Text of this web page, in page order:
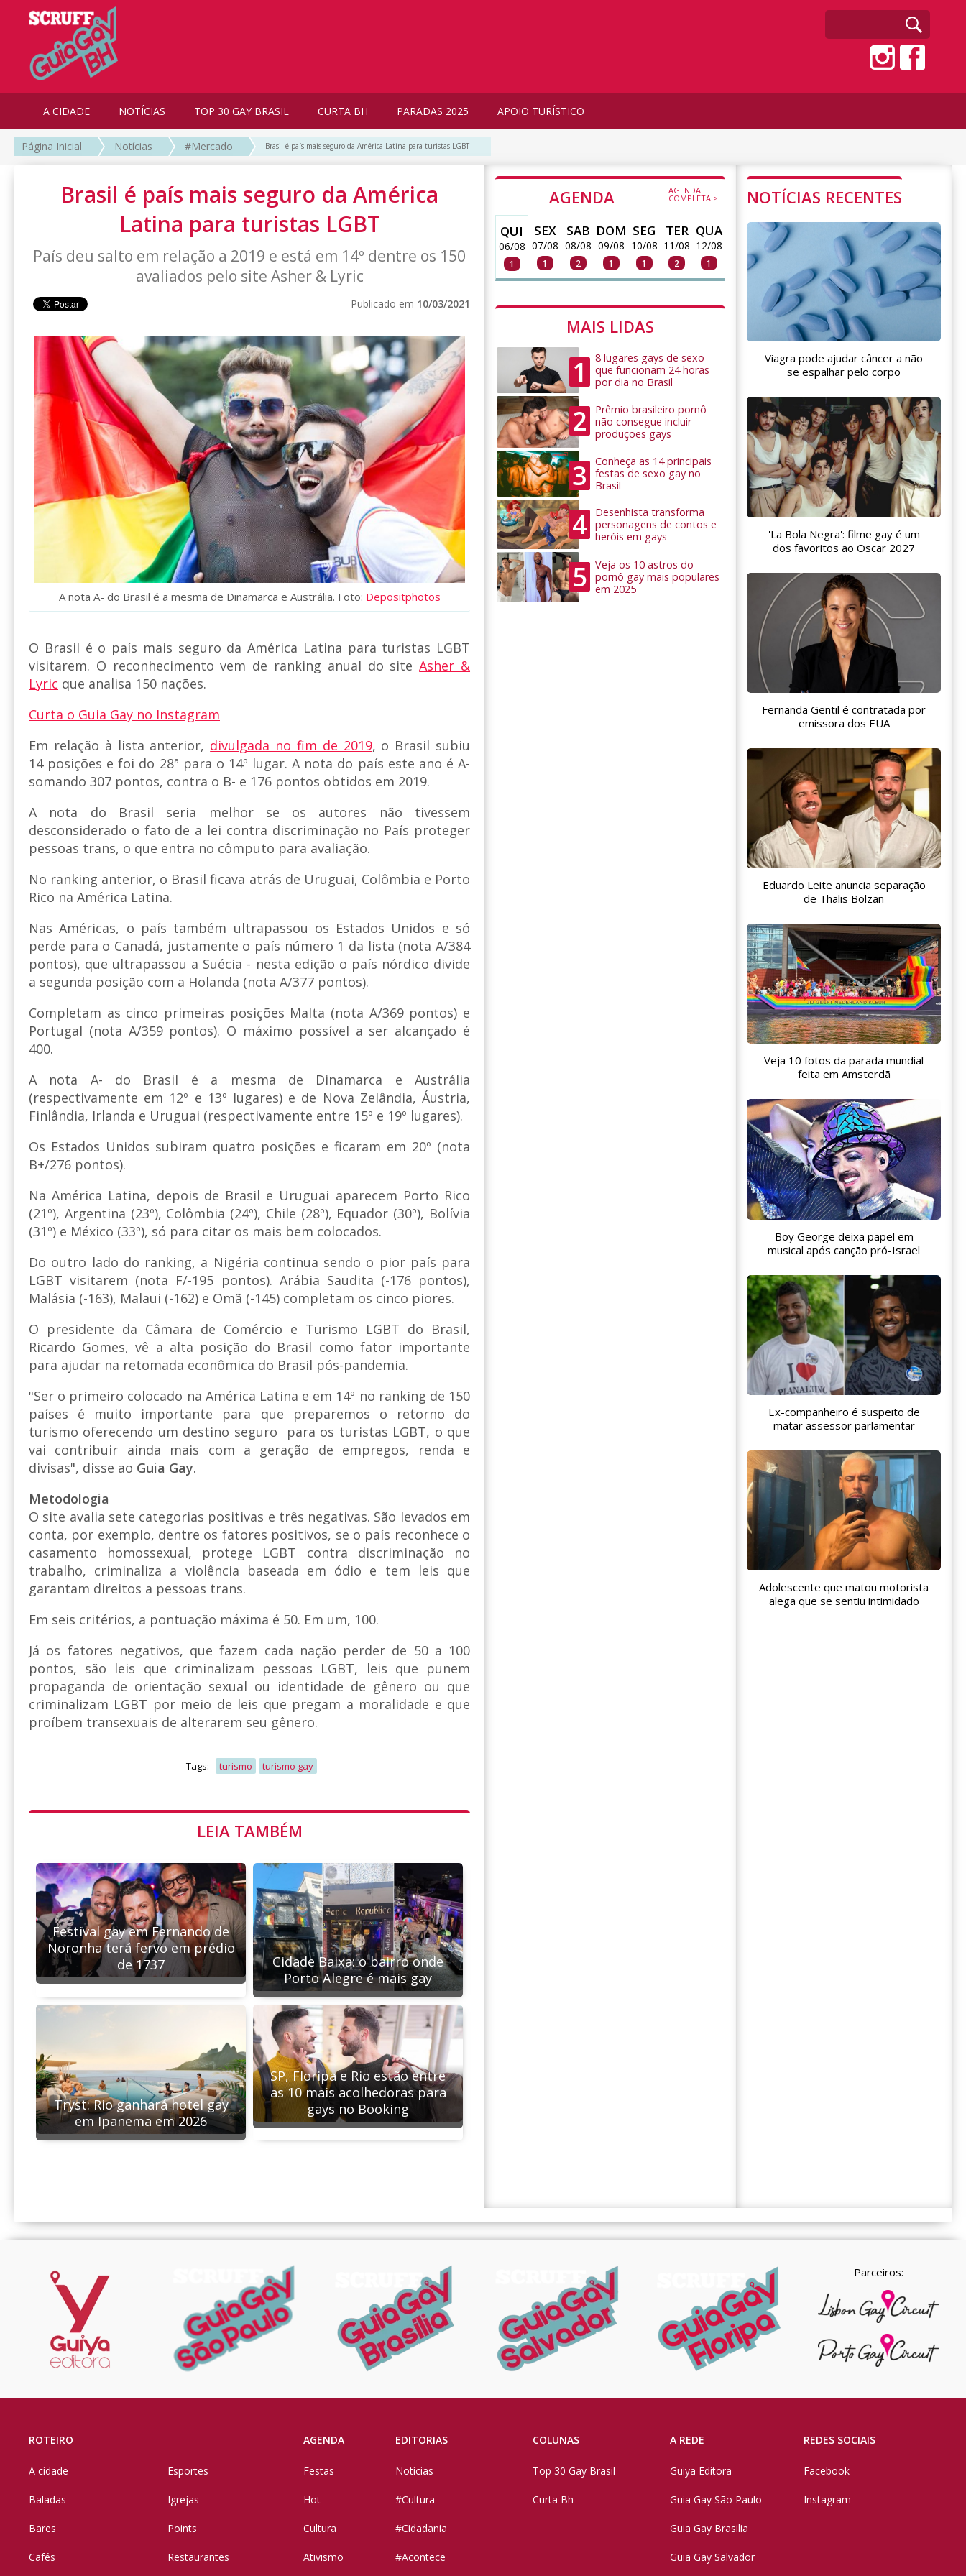
A CIDADE NOTÍCIAS TOP 30 GAY BRASIL CURTA BH PARADAS 2025 APOIO TURÍSTICO
Página Inicial Notícias #Mercado Brasil é país mais seguro da América Latina para turistas LGBT
Brasil é país mais seguro da América
Latina para turistas LGBT
País deu salto em relação a 2019 e está em 14º dentre os 150
avaliados pelo site Asher & Lyric
Publicado em 10/03/2021
A nota A- do Brasil é a mesma de Dinamarca e Austrália. Foto: Depositphotos
O Brasil é o país mais seguro da América Latina para turistas LGBT
visitarem. O reconhecimento vem de ranking anual do siteAsher &
Lyric que analisa 150 nações.
Curta o Guia Gay no Instagram
Em relação à lista anterior, divulgada no fim de 2019, o Brasil subiu
14 posições e foi do 28ª para o 14º lugar. A nota do país este ano é A-
somando 307 pontos, contra o B- e 176 pontos obtidos em 2019.
A nota do Brasil seria melhor se os autores não tivessem
desconsiderado o fato de a lei contra discriminação no País proteger
pessoas trans, o que entra no cômputo para avaliação.
No ranking anterior, o Brasil ficava atrás de Uruguai, Colômbia e Porto
Rico na América Latina.
Nas Américas, o país também ultrapassou os Estados Unidos e só
perde para o Canadá, justamente o país número 1 da lista (nota A/384
pontos), que ultrapassou a Suécia - nesta edição o país nórdico divide
a segunda posição com a Holanda (nota A/377 pontos).
Completam as cinco primeiras posições Malta (nota A/369 pontos) e
Portugal (nota A/359 pontos). O máximo possível a ser alcançado é
400.
A nota A- do Brasil é a mesma de Dinamarca e Austrália
(respectivamente em 12º e 13º lugares) e de Nova Zelândia, Áustria,
Finlândia, Irlanda e Uruguai (respectivamente entre 15º e 19º lugares).
Os Estados Unidos subiram quatro posições e ficaram em 20º (nota
B+/276 pontos).
Na América Latina, depois de Brasil e Uruguai aparecem Porto Rico
(21º), Argentina (23º), Colômbia (24º), Chile (28º), Equador (30º), Bolívia
(31º) e México (33º), só para citar os mais bem colocados.
Do outro lado do ranking, a Nigéria continua sendo o pior país para
LGBT visitarem (nota F/-195 pontos). Arábia Saudita (-176 pontos),
Malásia (-163), Malaui (-162) e Omã (-145) completam os cinco piores.
O presidente da Câmara de Comércio e Turismo LGBT do Brasil,
Ricardo Gomes, vê a alta posição do Brasil como fator importante
para ajudar na retomada econômica do Brasil pós-pandemia.
"Ser o primeiro colocado na América Latina e em 14º no ranking de 150
países é muito importante para que preparemos o retorno do
turismo oferecendo um destino seguro para os turistas LGBT, o que
vai contribuir ainda mais com a geração de empregos, renda e
divisas", disse ao Guia Gay.
Metodologia
O site avalia sete categorias positivas e três negativas. São levados em
conta, por exemplo, dentre os fatores positivos, se o país reconhece o
casamento homossexual, protege LGBT contra discriminação no
trabalho, criminaliza a violência baseada em ódio e tem leis que
garantam direitos a pessoas trans.
Em seis critérios, a pontuação máxima é 50. Em um, 100.
Já os fatores negativos, que fazem cada nação perder de 50 a 100
pontos, são leis que criminalizam pessoas LGBT, leis que punem
propaganda de orientação sexual ou identidade de gênero ou que
criminalizam LGBT por meio de leis que pregam a moralidade e que
proíbem transexuais de alterarem seu gênero.
Tags: turismo turismo gay
LEIA TAMBÉM
Festival gay em Fernando de
Noronha terá fervo em prédio
de 1737
Cidade Baixa: o bairro onde
Porto Alegre é mais gay
Tryst: Rio ganhará hotel gay
em Ipanema em 2026
SP, Floripa e Rio estão entre
as 10 mais acolhedoras para
gays no Booking
AGENDA AGENDA
COMPLETA >
QUI
06/08
1
SEX
07/08
1
SAB
08/08
2
DOM
09/08
1
SEG
10/08
1
TER
11/08
2
QUA
12/08
1
MAIS LIDAS
1
8 lugares gays de sexo
que funcionam 24 horas
por dia no Brasil
2
Prêmio brasileiro pornô
não consegue incluir
produções gays
3
Conheça as 14 principais
festas de sexo gay no
Brasil
4
Desenhista transforma
personagens de contos e
heróis em gays
5
Veja os 10 astros do
pornô gay mais populares
em 2025
NOTÍCIAS RECENTES
Viagra pode ajudar câncer a não
se espalhar pelo corpo
'La Bola Negra': filme gay é um
dos favoritos ao Oscar 2027
Fernanda Gentil é contratada por
emissora dos EUA
Eduardo Leite anuncia separação
de Thalis Bolzan
Veja 10 fotos da parada mundial
feita em Amsterdã
Boy George deixa papel em
musical após canção pró-Israel
Ex-companheiro é suspeito de
matar assessor parlamentar
Adolescente que matou motorista
alega que se sentiu intimidado
Parceiros:
ROTEIRO
A cidade
Baladas
Bares
Cafés
Esportes
Igrejas
Points
Restaurantes
AGENDA
Festas
Hot
Cultura
Ativismo
EDITORIAS
Notícias
#Cultura
#Cidadania
#Acontece
COLUNAS
Top 30 Gay Brasil
Curta Bh
A REDE
Guiya Editora
Guia Gay São Paulo
Guia Gay Brasilia
Guia Gay Salvador
REDES SOCIAIS
Facebook
Instagram